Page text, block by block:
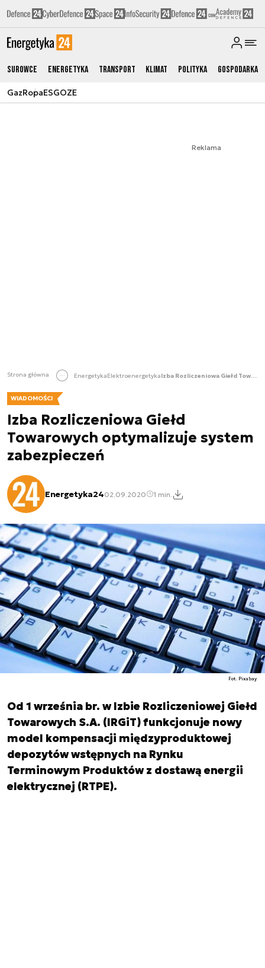
Surowce Energetyka Transport Klimat Polityka Gospodarka
GazRopaESGOZE
Reklama
Strona główna EnergetykaElektroenergetyka Izba Rozliczeniowa Giełd Towarowych optymalizuje system zabezpieczeń
WIADOMOŚCI
Izba Rozliczeniowa Giełd
Towarowych optymalizuje system
zabezpieczeń
Energetyka2402.09.2020 1 min.
Fot. Pixabay
Od 1 września br. w Izbie Rozliczeniowej Giełd
Towarowych S.A. (IRGiT) funkcjonuje nowy
model kompensacji międzyproduktowej
depozytów wstępnych na Rynku
Terminowym Produktów z dostawą energii
elektrycznej (RTPE).